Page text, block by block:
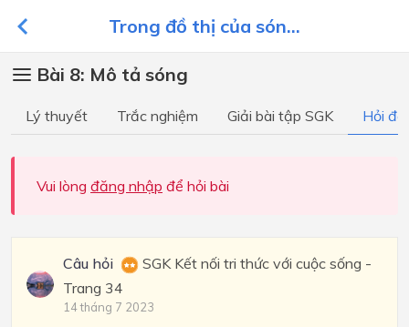
Trong đồ thị của són...
Bài 8: Mô tả sóng
Lý thuyết Trắc nghiệm Giải bài tập SGK Hỏi
Vui lòng đăng nhập để hỏi bài
Câu hỏi
SGK Kết nối tri thức với cuộc sống -
Trang 34
14 tháng 7 2023